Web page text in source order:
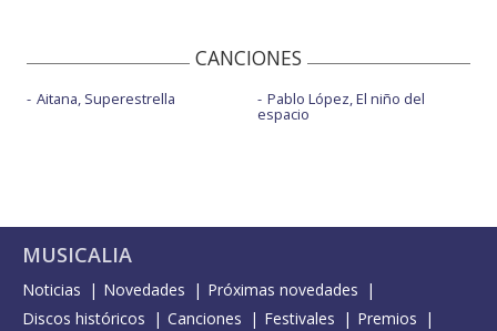
CANCIONES
Aitana, Superestrella Pablo López, El niño del
espacio
MUSICALIA
Noticias Novedades
Próximas novedades
Discos históricos
Canciones Festivales
Premios